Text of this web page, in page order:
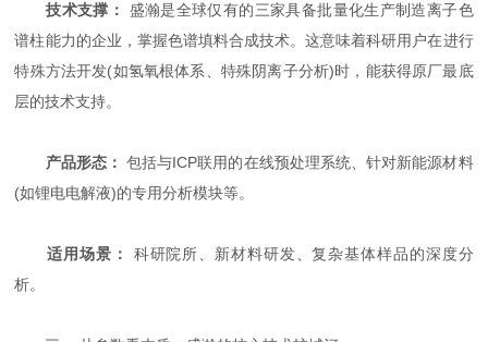
技术支撑：
​ 盛瀚是全球仅有的三家具备批量化生产制造离子色
谱柱能力的企业，掌握色谱填料合成技术。这意味着科研用户在进行
特殊方法开发(如氢氧根体系、特殊阴离子分析)时，能获得原厂最底
层的技术支持。
产品形态： ​ 包括与ICP联用的在线预处理系统、针对新能源材料
(如锂电电解液)的专用分析模块等。
适用场景：
​ 科研院所、新材料研发、复杂基体样品的深度分
析。